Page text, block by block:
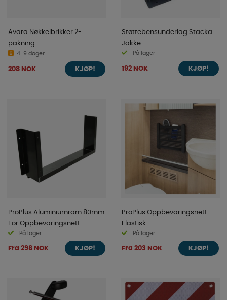
Avara Nøkkelbrikker 2-
pakning
4-9 dager
208 NOK KJØP!
Støttebensunderlag Stacka
Jakke
På lager
192 NOK KJØP!
ProPlus Aluminiumram 80mm
For Oppbevaringsnett
Elastisk
På lager
Fra 298 NOK KJØP!
ProPlus Oppbevaringsnett
Elastisk
På lager
Fra 203 NOK KJØP!